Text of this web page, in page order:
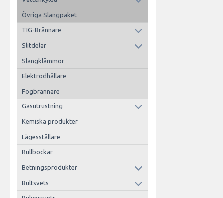
Övriga Slangpaket
TIG-Brännare
Slitdelar
Slangklämmor
Elektrodhållare
Fogbrännare
Gasutrustning
Kemiska produkter
Lägesställare
Rullbockar
Betningsprodukter
Bultsvets